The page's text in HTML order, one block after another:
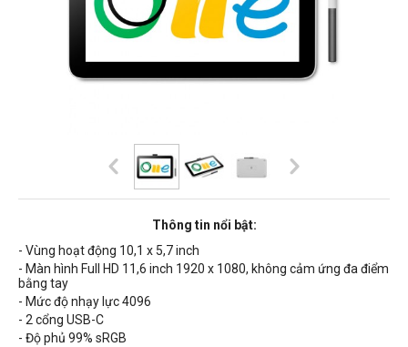
Thông tin nổi bật:
- Vùng hoạt động 10,1 x 5,7 inch
- Màn hình Full HD 11,6 inch 1920 x 1080, không cảm ứng đa điểm
bằng tay
- Mức độ nhạy lực 4096
- 2 cổng USB-C
- Độ phủ 99% sRGB